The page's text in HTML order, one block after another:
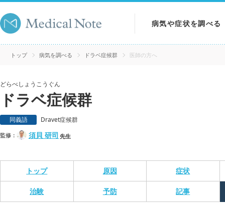
病気や症状を調べる
病気を調べる
トップ 病気を調べる ドラベ症候群 医師の方へ
どらべしょうこうぐん
ドラベ症候群
同義語 Dravet症候群
監修： 須貝 研司 先生
トップ 原因 症状
治験 予防 記事